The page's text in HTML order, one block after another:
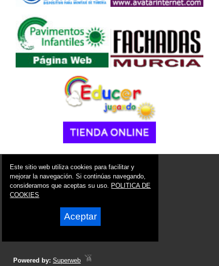
© 2006 - 2026 Portal de Cartagena Noticias
info@portaldecartagena.es
Síguenos en:
Powered by:Superweb
Este sitio web utiliza cookies para facilitar y
mejorar la navegación. Si continúas navegando,
consideramos que aceptas su uso. POLITICA DE
COOKIES
Aceptar